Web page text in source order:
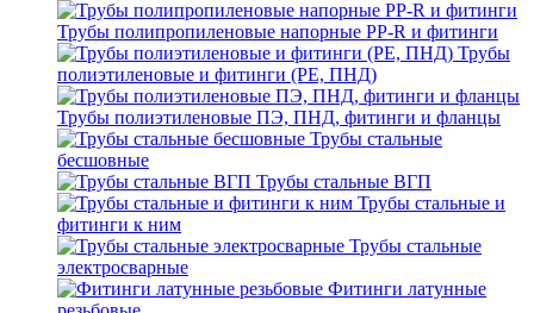
Трубы полипропиленовые напорные PP-R и фитинги
Трубы
полиэтиленовые и фитинги (PE, ПНД)
Трубы полиэтиленовые ПЭ, ПНД, фитинги и фланцы
Трубы стальные
бесшовные
Трубы стальные ВГП
Трубы стальные и
фитинги к ним
Трубы стальные
электросварные
Фитинги латунные